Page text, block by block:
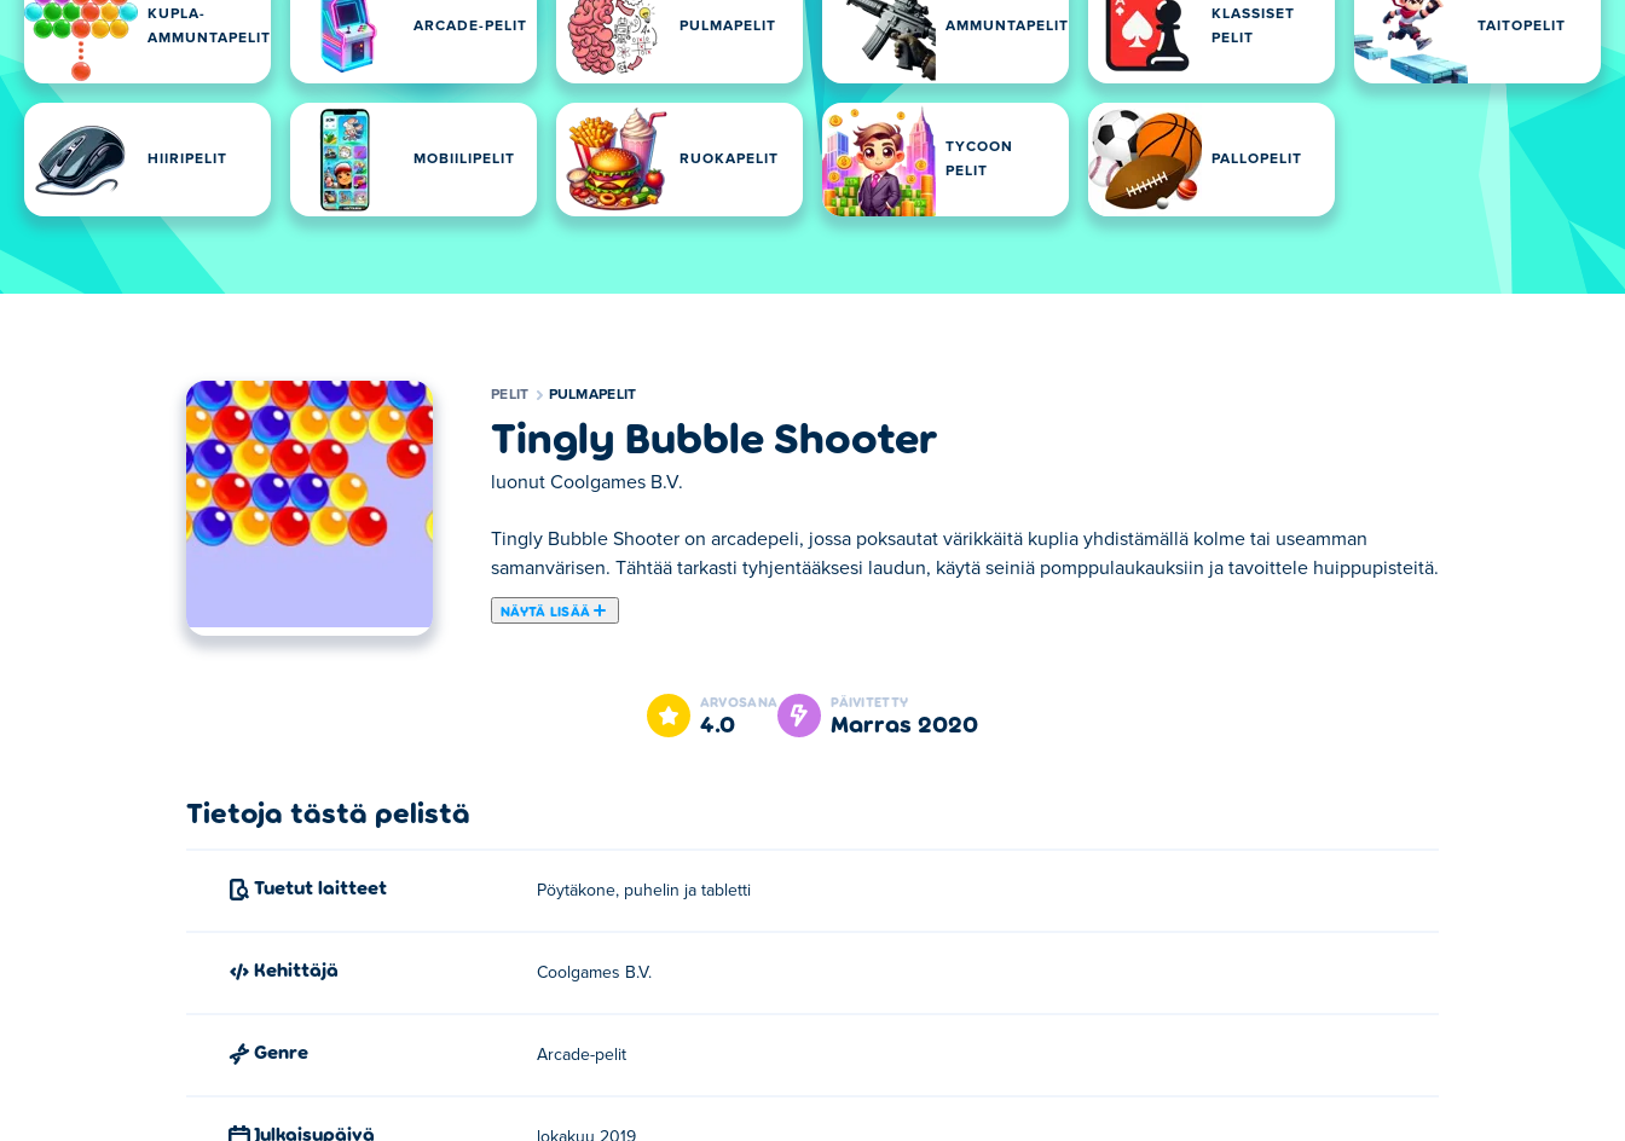
KUPLA-
AMMUNTAPELIT
ARCADE-PELIT PULMAPELIT AMMUNTAPELIT
KLASSISET
PELIT
TAITOPELIT
HIIRIPELIT MOBIILIPELIT RUOKAPELIT
TYCOON
PELIT
PALLOPELIT
PELIT PULMAPELIT
Tingly Bubble Shooter
luonut Coolgames B.V.
Tingly Bubble Shooter on arcadepeli, jossa poksautat värikkäitä kuplia yhdistämällä kolme tai useamman
samanvärisen. Tähtää tarkasti tyhjentääksesi laudun, käytä seiniä pomppulaukauksiin ja tavoittele huippupisteitä.
NÄYTÄ LISÄÄ
Tässä voit pelata peliä Tingly Bubble Shooter. Tingly Bubble Shooter on yksi valitsemistamme Pulmapelit -kategorian peleistä.
ARVOSANA
4.0
PÄIVITETTY
marras 2020
Tietoja tästä pelistä
Tuetut laitteet Pöytäkone, puhelin ja tabletti
Kehittäjä Coolgames B.V.
Genre Arcade-pelit
Julkaisupäivä lokakuu 2019